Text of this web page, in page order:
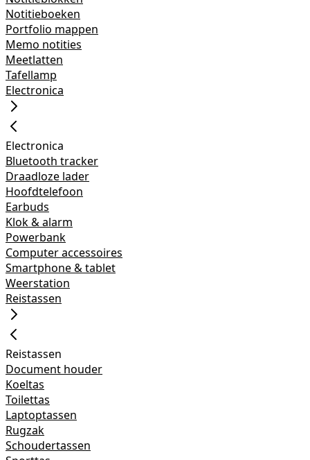
Notitieboeken
Portfolio mappen
Memo notities
Meetlatten
Tafellamp
Electronica
Electronica
Bluetooth tracker
Draadloze lader
Hoofdtelefoon
Earbuds
Klok & alarm
Powerbank
Computer accessoires
Smartphone & tablet
Weerstation
Reistassen
Reistassen
Document houder
Koeltas
Toilettas
Laptoptassen
Rugzak
Schoudertassen